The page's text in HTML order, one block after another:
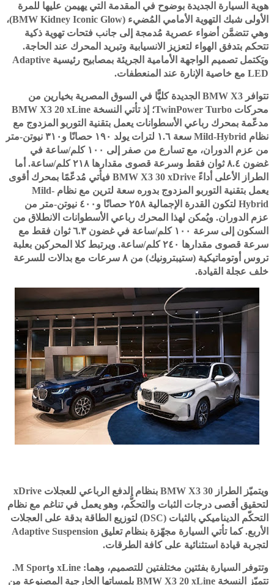
هوية السيارة الجديدة بوضوح في المقدمة التي يهيمن عليها للمرة
الأولى شبك التهوية الأمامي المُضيء (BMW Kidney Iconic Glow)،
وهي تتضمَّن أضواء عصرية مُدمجة إلى جانب فتحات تهوية ذكية
تتحكم بتدفق الهواء لتعزيز الانسيابية وتبريد المحرك عند الحاجة.
ويَكتمل تصميم الواجهة الأمامية الجريئة بمصابيح رئيسية Adaptive
LED مع خاصية الإنارة عند المنعطفات.
تتوافر BMW X3 الجديدة كليًّا في السوق المصرية بخيارين من
محركات TwinPower Turbo؛ إذ تأتي النسخة BMW X3 20 xLine
مدعّمة بمحرك رباعي الأسطوانات يعمل بتقنية التوربو المزدوج مع
نظام Mild-Hybrid سعة ١.٦ لترات يولد ١٩٠ حصانًا و٣١٠ نيوتن-متر
من عزم الدوران، مع تسارع من صفر إلى ١٠٠ كلم/ساعة في
غضون ٨.٤ ثوان فقط وسرعة قصوى مقدارها ٢١٨ كلم/ساعة. أما
الطراز الأعلى أداءً BMW X3 30 xDrive فيأتي مُدعّمًا بمحرك أقوى
يعمل بتقنية التوربو المزدوج بدوره سعة لترين مع نظام Mild-
Hybrid لتكون القدرة الإجمالية ٢٥٨ حصانًا و٤٠٠ نيوتن-متر من
عزم الدوران. ويُمكن لهذا المحرك رباعي الأسطوانات الانطلاق من
السكون إلى سرعة ١٠٠ كلم/ساعة في غضون ٦.٣ ثوان فقط مع
سرعة قصوى مقدارها ٢٤٠ كلم/ساعة. ويرتبط كلا المحركين بعلبة
تروس أوتوماتيكية (ستيبترونيك) من ٨ سرعات مع بدالات للسرعة
خلف عجلة القيادة.
ويتميّز الطراز BMW X3 30 بنظام الدفع الرباعي للعجلات xDrive
لتحقيق أقصى درجات الثبات والتحكُّم، وهو يعمل في تناغم مع نظام
التحكّم الديناميكي بالثبات (DSC) لتوزيع الطاقة بدقة على العجلات
الأربع. كما تأتي السيارة مجهّزة بنظام تعليق Adaptive Suspension
لتجربة قيادة استثنائية على كافة الطرقات.
وتتوفر السيارة بفئتين مختلفتين للتصميم، وهما: xLine وM Sport.
تتميّز النسخة BMW X3 20 xLine بلمساتها الخارجية المصنوعة مِن